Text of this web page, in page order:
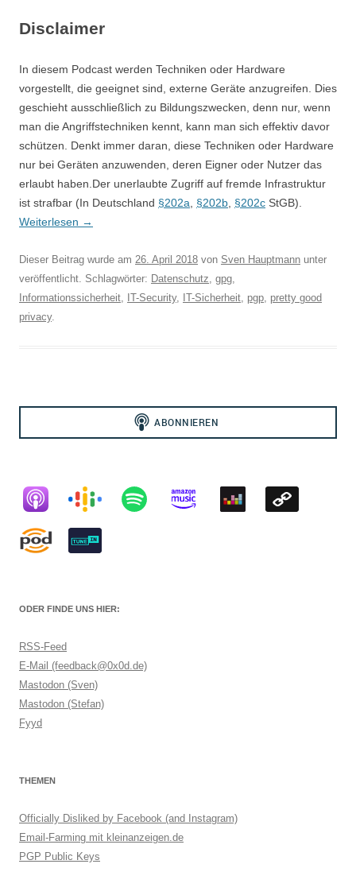
Disclaimer
In diesem Podcast werden Techniken oder Hardware
vorgestellt, die geeignet sind, externe Geräte anzugreifen. Dies
geschieht ausschließlich zu Bildungszwecken, denn nur, wenn
man die Angriffstechniken kennt, kann man sich effektiv davor
schützen. Denkt immer daran, diese Techniken oder Hardware
nur bei Geräten anzuwenden, deren Eigner oder Nutzer das
erlaubt haben.Der unerlaubte Zugriff auf fremde Infrastruktur
ist strafbar (In Deutschland §202a §202b §202c StGB).
Weiterlesen →
Dieser Beitrag wurde am 26. April 2018 von Sven Hauptmann unter
veröffentlicht. Schlagwörter: Datenschutz, gpg,
Informationssicherheit, IT-Security, IT-Sicherheit, pgp, pretty good
privacy.
ODER FINDE UNS HIER:
RSS-Feed
E-Mail (feedback@0x0d.de)
Mastodon (Sven)
Mastodon (Stefan)
Fyyd
THEMEN
Officially Disliked by Facebook (and Instagram)
Email-Farming mit kleinanzeigen.de
PGP Public Keys